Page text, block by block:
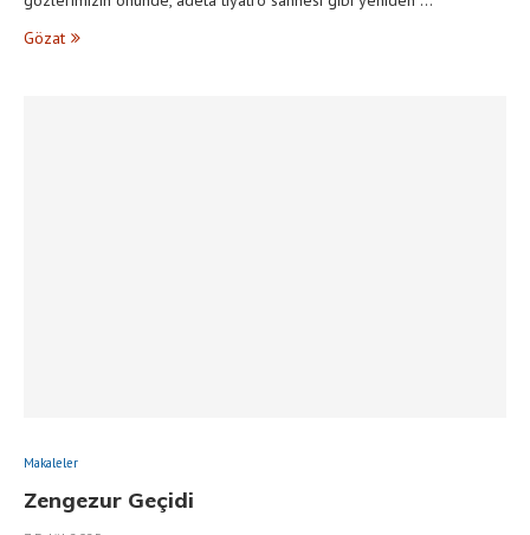
Gözat
Makaleler
Zengezur Geçidi